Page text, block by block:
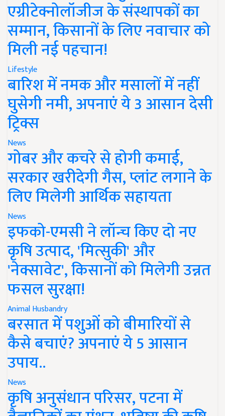
एग्रीटेक्नोलॉजीज के संस्थापकों का
सम्मान, किसानों के लिए नवाचार को
मिली नई पहचान!
Lifestyle
बारिश में नमक और मसालों में नहीं
घुसेगी नमी, अपनाएं ये 3 आसान देसी
ट्रिक्स
News
गोबर और कचरे से होगी कमाई,
सरकार खरीदेगी गैस, प्लांट लगाने के
लिए मिलेगी आर्थिक सहायता
News
इफको-एमसी ने लॉन्च किए दो नए
कृषि उत्पाद, 'मित्सुकी' और
'नेक्सावेट', किसानों को मिलेगी उन्नत
फसल सुरक्षा!
Animal Husbandry
बरसात में पशुओं को बीमारियों से
कैसे बचाएं? अपनाएं ये 5 आसान
उपाय..
News
कृषि अनुसंधान परिसर, पटना में